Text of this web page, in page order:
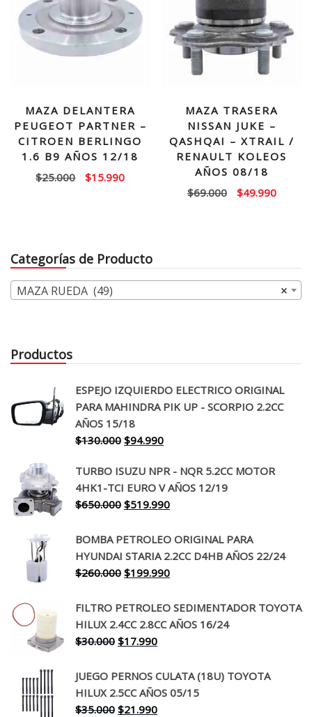
MAZA DELANTERA
PEUGEOT PARTNER –
CITROEN BERLINGO
1.6 B9 AÑOS 12/18
$25.000
El
$15.990El
MAZA TRASERA
NISSAN JUKE –
QASHQAI – XTRAIL /
RENAULT KOLEOS
AÑOS 08/18
$69.000
El
$49.990El
Categorías de Producto
×
MAZA RUEDA (49)
Productos
ESPEJO IZQUIERDO ELECTRICO ORIGINAL
PARA MAHINDRA PIK UP - SCORPIO 2.2CC
AÑOS 15/18
$130.000 El
original
era:
$130.000.
$94.990El
actual
es:
$94.990.
TURBO ISUZU NPR - NQR 5.2CC MOTOR
4HK1-TCI EURO V AÑOS 12/19
$650.000 El
original
era:
$650.000.
$519.990El
actual
es:
$519.990.
BOMBA PETROLEO ORIGINAL PARA
HYUNDAI STARIA 2.2CC D4HB AÑOS 22/24
$260.000 El
original
era:
$260.000.
$199.990El
actual
es:
FILTRO PETROLEO SEDIMENTADOR TOYOTA
HILUX 2.4CC 2.8CC AÑOS 16/24
$30.000 El
original
era:
$30.000.
$17.990El
actual
es:
$17.990.
JUEGO PERNOS CULATA (18U) TOYOTA
HILUX 2.5CC AÑOS 05/15
$35.000 El
$21.990El